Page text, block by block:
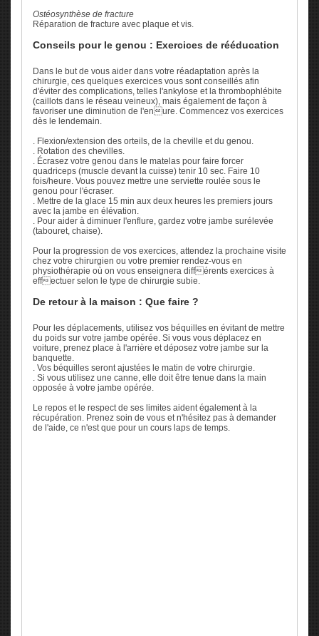
Ostéosynthèse de fracture
Réparation de fracture avec plaque et vis.
Conseils pour le genou : Exercices de rééducation
Dans le but de vous aider dans votre réadaptation après la
chirurgie, ces quelques exercices vous sont conseillés afin
d'éviter des complications, telles l'ankylose et la thrombophlébite
(caillots dans le réseau veineux), mais également de façon à
favoriser une diminution de l'enure. Commencez vos exercices
dès le lendemain.
. Flexion/extension des orteils, de la cheville et du genou.
. Rotation des chevilles.
. Écrasez votre genou dans le matelas pour faire forcer
quadriceps (muscle devant la cuisse) tenir 10 sec. Faire 10
fois/heure. Vous pouvez mettre une serviette roulée sous le
genou pour l'écraser.
. Mettre de la glace 15 min aux deux heures les premiers jours
avec la jambe en élévation.
. Pour aider à diminuer l'enflure, gardez votre jambe surélevée
(tabouret, chaise).
Pour la progression de vos exercices, attendez la prochaine visite
chez votre chirurgien ou votre premier rendez-vous en
physiothérapie où on vous enseignera différents exercices à
effectuer selon le type de chirurgie subie.
De retour à la maison : Que faire ?
Pour les déplacements, utilisez vos béquilles en évitant de mettre
du poids sur votre jambe opérée. Si vous vous déplacez en
voiture, prenez place à l'arrière et déposez votre jambe sur la
banquette.
. Vos béquilles seront ajustées le matin de votre chirurgie.
. Si vous utilisez une canne, elle doit être tenue dans la main
opposée à votre jambe opérée.
Le repos et le respect de ses limites aident également à la
récupération. Prenez soin de vous et n'hésitez pas à demander
de l'aide, ce n'est que pour un cours laps de temps.